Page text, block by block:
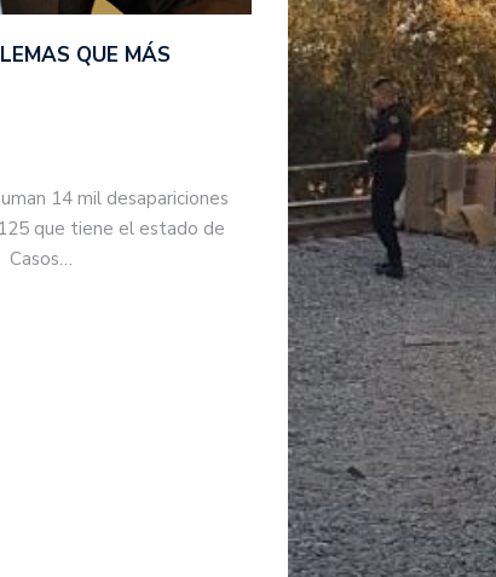
QUE MÁS
14 mil desapariciones
que tiene el estado de
Casos…